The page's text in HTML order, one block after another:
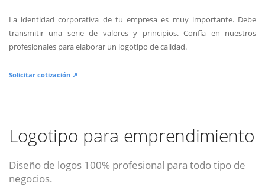
La identidad corporativa de tu empresa es muy importante. Debe
transmitir una serie de valores y principios. Confía en nuestros
profesionales para elaborar un logotipo de calidad.
Solicitar cotización ↗
Logotipo para emprendimiento
Diseño de logos 100% profesional para todo tipo de
negocios.